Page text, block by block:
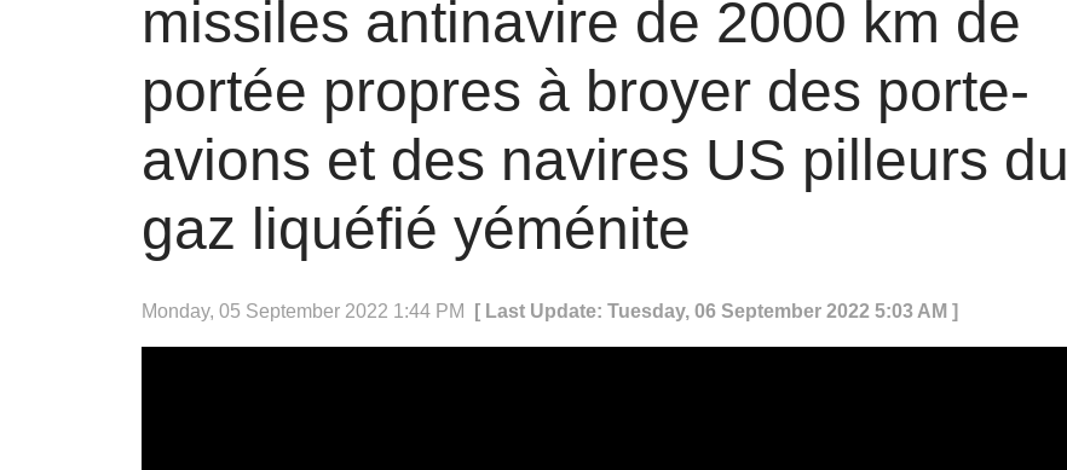
missiles antinavire de 2000 km de
portée propres à broyer des porte-
avions et des navires US pilleurs du
gaz liquéfié yéménite
Monday, 05 September 2022 1:44 PM [ Last Update: Tuesday, 06 September 2022 5:03 AM ]